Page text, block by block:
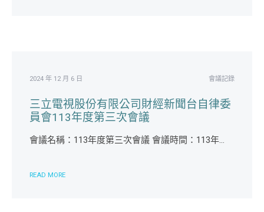
2024 年 12 月 6 日 會議記錄
三立電視股份有限公司財經新聞台自律委
員會113年度第三次會議
會議名稱：113年度第三次會議 會議時間：113年...
READ MORE